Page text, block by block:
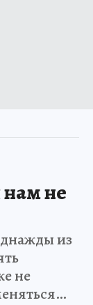
не
из
не